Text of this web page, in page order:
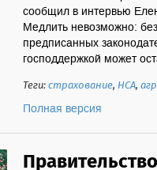
сообщил в интервью
Медлить невозможно:
предписанных
господдержкой может
Теги:страхование, НСА,
Полная версия